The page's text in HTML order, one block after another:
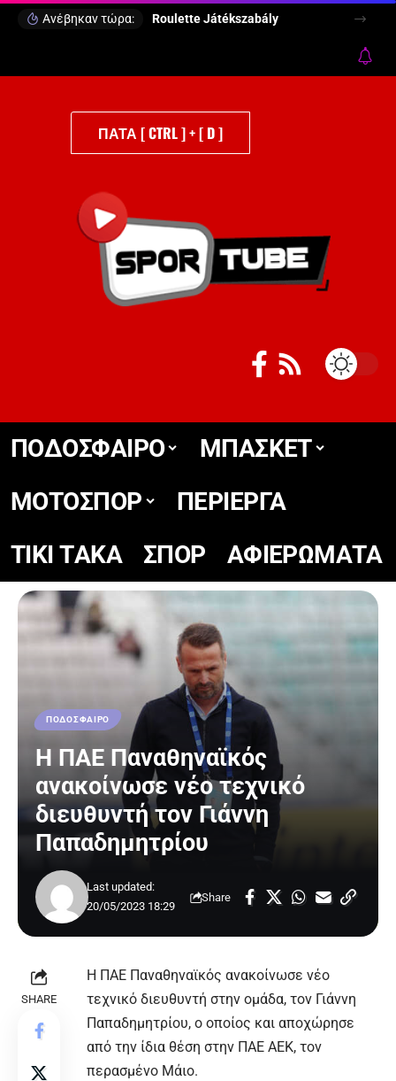
Ανέβηκαν τώρα: Roulette Játékszabály
ΠΑΤΑ [ CTRL ] + [ D ]
ΠΟΔΟΣΦΑΙΡΟ
ΜΠΑΣΚΕΤ
ΜΟΤΟΣΠΟΡ
ΠΕΡΙΕΡΓΑ
TIKΙ TΑΚΑ
ΣΠΟΡ ΑΦΙΕΡΩΜΑΤΑ
ΠΟΔΟΣΦΑΙΡΟ
Η ΠΑΕ Παναθηναϊκός
ανακοίνωσε νέο τεχνικό
διευθυντή τον Γιάννη
Παπαδημητρίου
Last updated:
20/05/2023 18:29
Share
SHARE
Η ΠΑΕ Παναθηναϊκός ανακοίνωσε νέο
τεχνικό διευθυντή στην ομάδα, τον Γιάννη
Παπαδημητρίου, ο οποίος και αποχώρησε
από την ίδια θέση στην ΠΑΕ ΑΕΚ, τον
περασμένο Μάιο.